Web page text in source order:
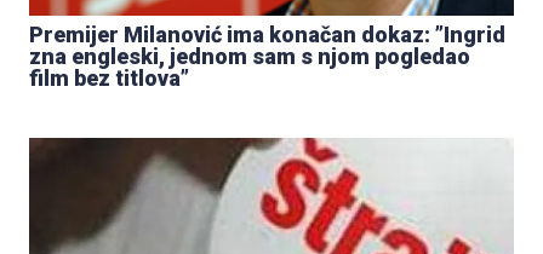
Premijer Milanović ima konačan dokaz: ”Ingrid
zna engleski, jednom sam s njom pogledao
film bez titlova”